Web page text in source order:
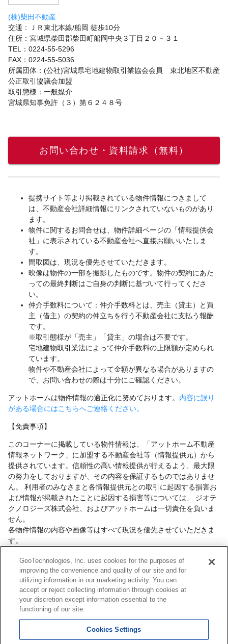
(株)柴田不動産
交通：ＪＲ東北本線/船岡 徒歩10分
住所：宮城県柴田郡柴田町船岡中央３丁目２０－３１
TEL：0224-55-5296
FAX：0224-55-5036
所属団体：(公社)宮城県宅地建物取引業協会会員 東北地区不動産
公正取引協議会加盟
取引態様：一般媒介
宮城県知事免許（３）第６２４８号
お問い合わせ・資料請求（無料）
提携サイト等より掲載されている物件情報につきまして
は、不動産会社詳細情報にリンクされていないものがあり
ます。
物件に関するお問合せは、物件詳細ページの「情報提供会
社」に表示されている不動産会社へ直接お願いいたしま
す。
間取図は、現況を優先させていただきます。
映像は物件の一部を撮影したものです。物件の契約にあた
っての最終判断はご自身の判断に基づいて行ってくださ
い。
仲介手数料について：仲介手数料とは、売主（貸主）と買
主（借主）の契約の仲立ちを行う不動産会社に支払う報酬
です。
※取引態様が「売主」「貸主」の場合は不要です。
宅地建物取引業法によって仲介手数料の上限額が定められ
ています。
物件や不動産会社によって金額が異なる場合がありますの
で、お問い合わせの際は十分にご確認ください。
アットホームは物件情報の適正化に努めております。 内容に誤り
がある場合にはこちらへご連絡ください。
【免責事項】
このコーナーに掲載している物件情報は、「アットホーム不動産
情報ネットワーク」に加盟する不動産会社等（情報提供元）から
提供されています。信頼性の高い情報提供が行えるよう、最大限
の努力をしておりますが、その内容を保証するものではありませ
ん。 利用者のみなさまと各情報提供元との取引に起因する損害お
よび情報が掲載されたことに起因する損害等については、 ジオテ
クノロジーズ株式会社、およびアットホームは一切責任を負いま
せん。
各物件情報の内容や画像等はすべて現況を優先させていただきま
す。
容や契約条件等について、 各情報提供元より十分な説明を受け、
ご自身でご確認の上、判断してください。
このコーナーへの物件情報のご掲載、その他不動産業務ソリュー
ション等についての不動産会社様のお問合せはこちら からお願い
いたします。
GeoTechnologies, Inc. uses cookies for the purposes of
improving the convenience and quality of our site and for
utilizing information in our marketing activity. You can
accept or reject collecting information through cookies at
your discretion except information essential to the
functioning of our site.
Cookies Settings